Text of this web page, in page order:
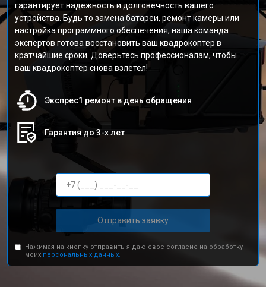
гарантирует надежность и долговечность вашего
устройства. Будь то замена батареи, ремонт камеры или
настройка программного обеспечения, наша команда
экспертов готова восстановить ваш квадрокоптер в
кратчайшие сроки. Доверьтесь профессионалам, чтобы
ваш квадрокоптер снова взлетел!
Экспрес1 ремонт в день обращения
Гарантия до 3-х лет
Отправить заявку
Нажимая на кнопку отправить я даю свое согласие на обработку
моих персональных данных.